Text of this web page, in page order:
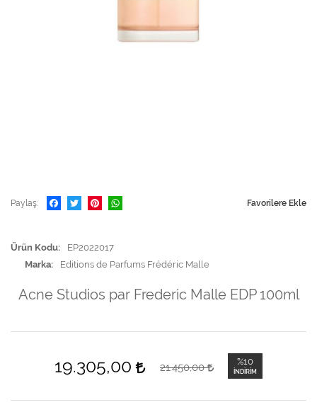
Paylaş Favorilere Ekle
Ürün Kodu
EP2022017
Marka
Editions de Parfums Frédéric Malle
Acne Studios par Frederic Malle EDP 100ml
19.305,00 21.450,00 %10
İNDIRIM